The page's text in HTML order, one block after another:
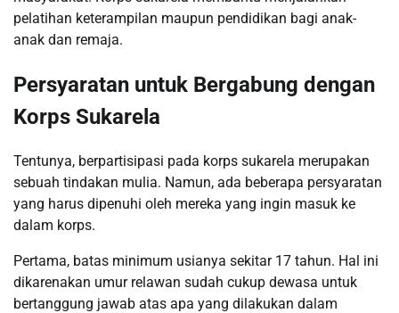
pelatihan keterampilan maupun pendidikan bagi anak-
anak dan remaja.
Persyaratan untuk Bergabung dengan
Korps Sukarela
Tentunya, berpartisipasi pada korps sukarela merupakan
sebuah tindakan mulia. Namun, ada beberapa persyaratan
yang harus dipenuhi oleh mereka yang ingin masuk ke
dalam korps.
Pertama, batas minimum usianya sekitar 17 tahun. Hal ini
dikarenakan umur relawan sudah cukup dewasa untuk
bertanggung jawab atas apa yang dilakukan dalam